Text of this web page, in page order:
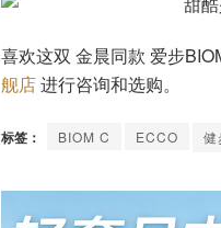
喜欢这双 金晨同款 爱步
舰店进行咨询和选购。
标签： BIOM C ECCO 健